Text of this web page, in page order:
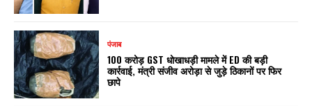
पंजाब
₹100 करोड़ GST धोखाधड़ी मामले में ED की बड़ी
कार्रवाई, मंत्री संजीव अरोड़ा से जुड़े ठिकानों पर फिर
छापे